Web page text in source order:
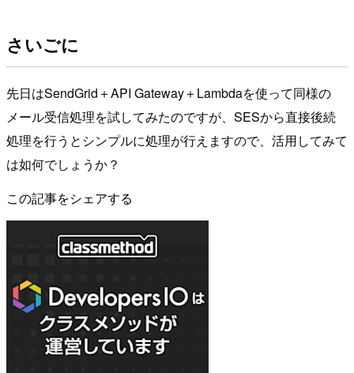
さいごに
先日はSendGrid＋API Gateway＋Lambdaを使って同様の
メール受信処理を試してみたのですが、SESから直接後続
処理を行うとシンプルに処理が行えますので、活用してみて
は如何でしょうか？
この記事をシェアする